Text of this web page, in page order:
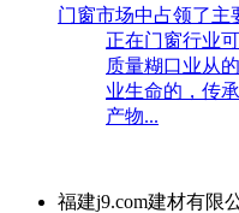
门窗市场中占领了主
正在门窗行业
质量糊口业从
业生命的，传
产物...
福建j9.com建材有限